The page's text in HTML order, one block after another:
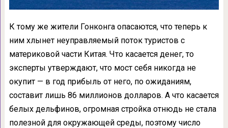
К тому же жители Гонконга опасаются, что теперь к
ним хлынет неуправляемый поток туристов с
материковой части Китая. Что касается денег, то
эксперты утверждают, что мост себя никогда не
окупит — в год прибыль от него, по ожиданиям,
составит лишь 86 миллионов долларов. А что касается
белых дельфинов, огромная стройка отнюдь не стала
полезной для окружающей среды, поэтому число